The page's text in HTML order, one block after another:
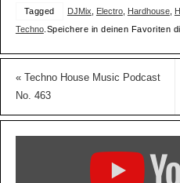
Tagged DJMix Electro, Hardhouse,
Techno. Speichere in deinen Favoriten
«Techno House Music Podcast
No. 463